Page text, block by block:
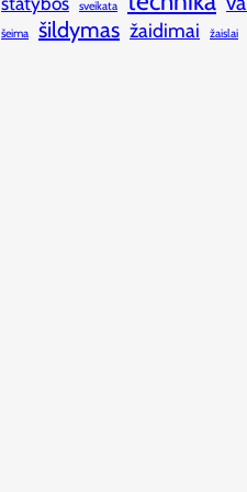
sveikata
šeima šildymas žaidimai žaislai